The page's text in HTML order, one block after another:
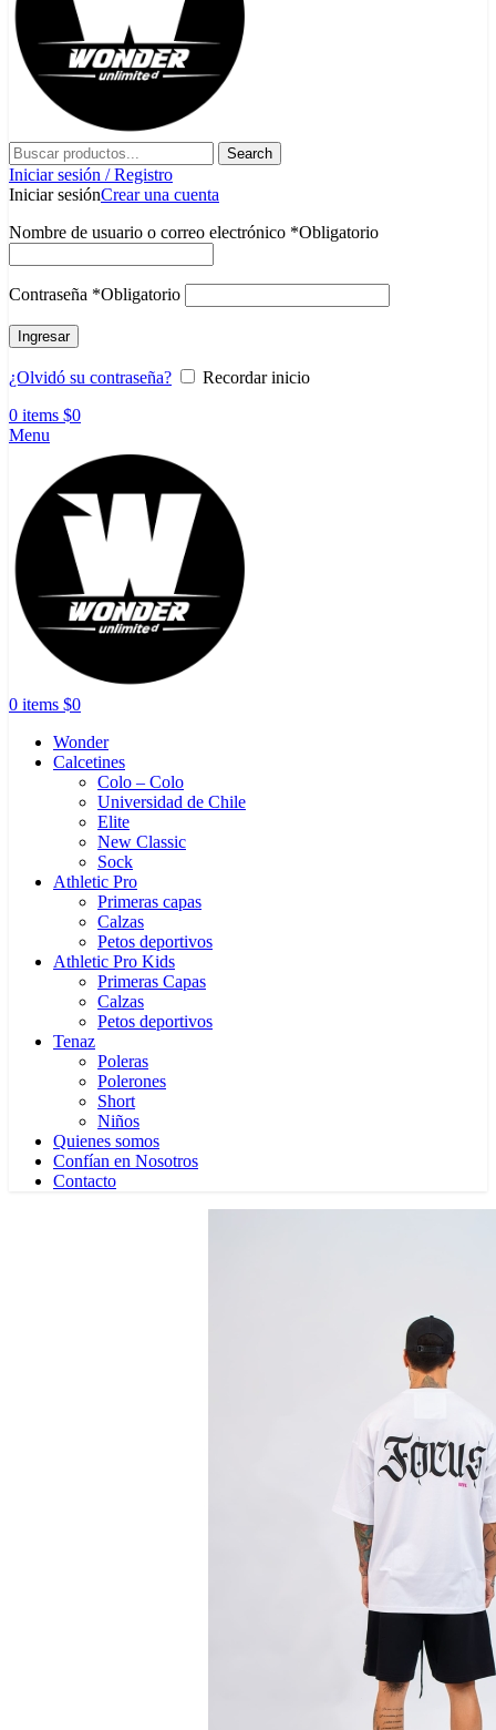
Search
Iniciar sesión / Registro
Iniciar sesiónCrear una cuenta
Nombre de usuario o correo electrónico *Obligatorio
Contraseña *Obligatorio
Ingresar
¿Olvidó su contraseña?
Recordar inicio
0 items $0
Menu
0 items $0
Wonder
Calcetines
Colo – Colo
Universidad de Chile
Elite
New Classic
Sock
Athletic Pro
Primeras capas
Calzas
Petos deportivos
Athletic Pro Kids
Primeras Capas
Calzas
Petos deportivos
Tenaz
Poleras
Polerones
Short
Niños
Quienes somos
Confían en Nosotros
Contacto